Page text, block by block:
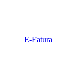
E-Fatura